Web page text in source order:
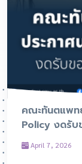
คณะทันตแพท
Policy งดรับ
April 7, 2026